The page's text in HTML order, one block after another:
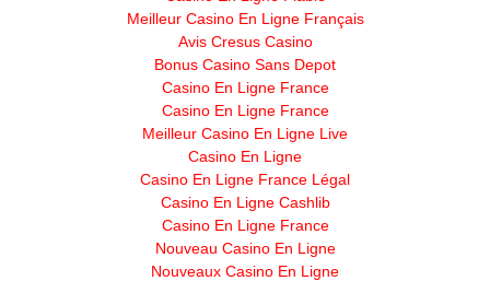
Meilleur Casino En Ligne Français
Avis Cresus Casino
Bonus Casino Sans Depot
Casino En Ligne France
Casino En Ligne France
Meilleur Casino En Ligne Live
Casino En Ligne
Casino En Ligne France Légal
Casino En Ligne Cashlib
Casino En Ligne France
Nouveau Casino En Ligne
Nouveaux Casino En Ligne